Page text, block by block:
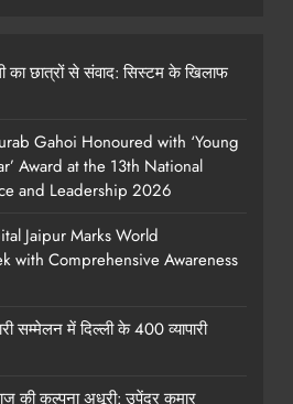
का छात्रों से संवाद: सिस्टम के खिलाफ
Gahoi Honoured with ‘Young
Award at the 13th National
and Leadership 2026
Jaipur Marks World
with Comprehensive Awareness
सम्मेलन में दिल्ली के 400 व्यापारी
की कल्पना अधूरी: उपेंद्र कुमार